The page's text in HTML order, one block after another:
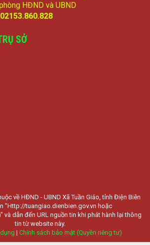
HĐND và UBND
SỞ
về HĐND - UBND Xã Tuần Giáo, tỉnh Điện Biên
"Http://tuangiao.dienbien.gov.vn hoặc
và dẫn đến URL nguồn tin khi phát hành lại thông
tin từ website này.
| Chính sách bảo mật (Quyền riêng tư)